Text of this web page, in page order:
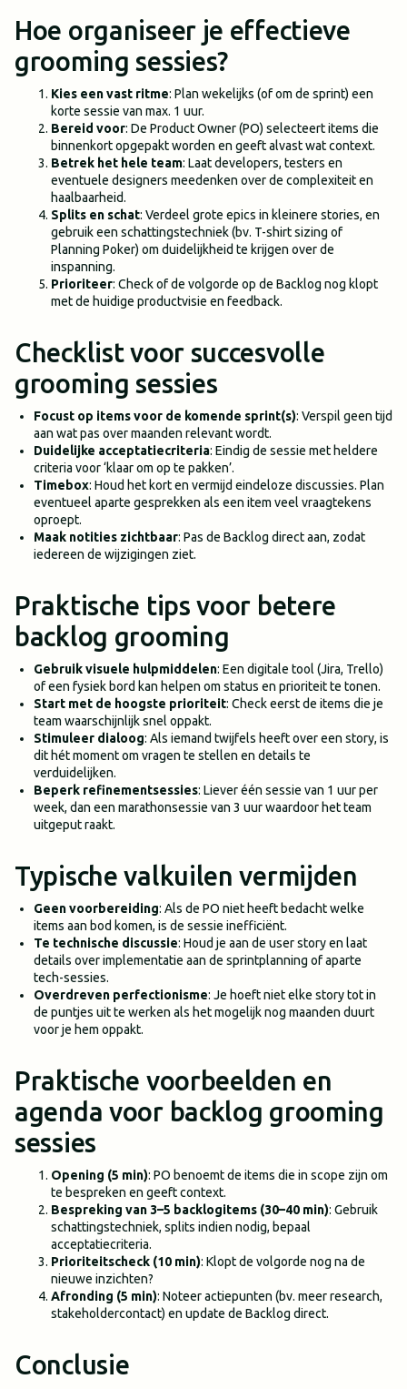
Hoe organiseer je effectieve
grooming sessies?
Kies een vast ritme: Plan wekelijks (of om de sprint) een
korte sessie van max. 1 uur.
Bereid voor: De Product Owner (PO) selecteert items die
binnenkort opgepakt worden en geeft alvast wat context.
Betrek het hele team: Laat developers, testers en
eventuele designers meedenken over de complexiteit en
haalbaarheid.
Splits en schat: Verdeel grote epics in kleinere stories, en
gebruik een schattingstechniek (bv. T-shirt sizing of
Planning Poker) om duidelijkheid te krijgen over de
inspanning.
Prioriteer: Check of de volgorde op de Backlog nog klopt
met de huidige productvisie en feedback.
Checklist voor succesvolle
grooming sessies
Focust op items voor de komende sprint(s): Verspil geen tijd
aan wat pas over maanden relevant wordt.
Duidelijke acceptatiecriteria: Eindig de sessie met heldere
criteria voor ‘klaar om op te pakken’.
Timebox: Houd het kort en vermijd eindeloze discussies. Plan
eventueel aparte gesprekken als een item veel vraagtekens
oproept.
Maak notities zichtbaar: Pas de Backlog direct aan, zodat
iedereen de wijzigingen ziet.
Praktische tips voor betere
backlog grooming
Gebruik visuele hulpmiddelen: Een digitale tool (Jira, Trello)
of een fysiek bord kan helpen om status en prioriteit te tonen.
Start met de hoogste prioriteit: Check eerst de items die je
team waarschijnlijk snel oppakt.
Stimuleer dialoog: Als iemand twijfels heeft over een story, is
dit hét moment om vragen te stellen en details te
verduidelijken.
Beperk refinementsessies: Liever één sessie van 1 uur per
week, dan een marathonsessie van 3 uur waardoor het team
uitgeput raakt.
Typische valkuilen vermijden
Geen voorbereiding: Als de PO niet heeft bedacht welke
items aan bod komen, is de sessie inefficiënt.
Te technische discussie: Houd je aan de user story en laat
details over implementatie aan de sprintplanning of aparte
tech-sessies.
Overdreven perfectionisme: Je hoeft niet elke story tot in
de puntjes uit te werken als het mogelijk nog maanden duurt
voor je hem oppakt.
Praktische voorbeelden en
agenda voor backlog grooming
sessies
Opening (5 min): PO benoemt de items die in scope zijn om
te bespreken en geeft context.
Bespreking van 3–5 backlogitems (30–40 min): Gebruik
schattingstechniek, splits indien nodig, bepaal
acceptatiecriteria.
Prioriteitscheck (10 min): Klopt de volgorde nog na de
nieuwe inzichten?
Afronding (5 min): Noteer actiepunten (bv. meer research,
stakeholdercontact) en update de Backlog direct.
Conclusie